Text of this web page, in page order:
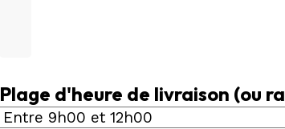
Plage d'heure de livraison (ou